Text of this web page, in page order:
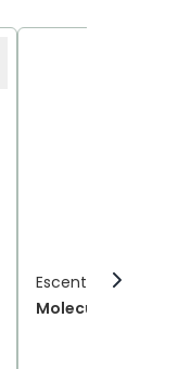
Escentric Molecules
Molecule 02 EdT